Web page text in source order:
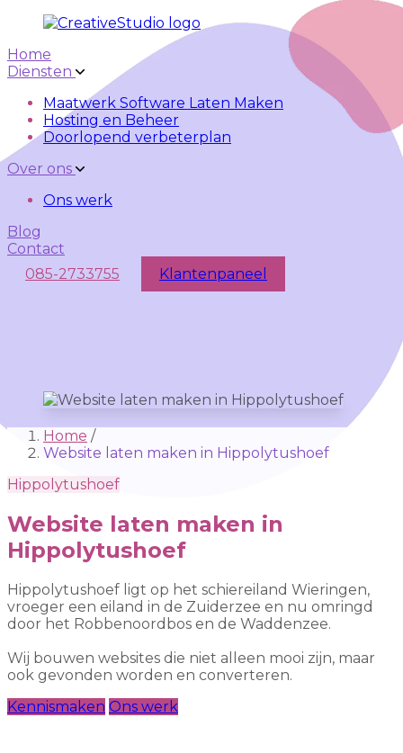
Skip to main content Skip to navigation
Home
Diensten
Maatwerk Software Laten Maken
Hosting en Beheer
Doorlopend verbeterplan
Over ons
Ons werk
Blog
Contact
085-2733755
Klantenpaneel
Home /
Website laten maken in Hippolytushoef
Hippolytushoef
Website laten maken in
Hippolytushoef
Hippolytushoef ligt op het schiereiland Wieringen,
vroeger een eiland in de Zuiderzee en nu omringd
door het Robbenoordbos en de Waddenzee.
Wij bouwen websites die niet alleen mooi zijn, maar
ook gevonden worden en converteren.
Kennismaken Ons werk